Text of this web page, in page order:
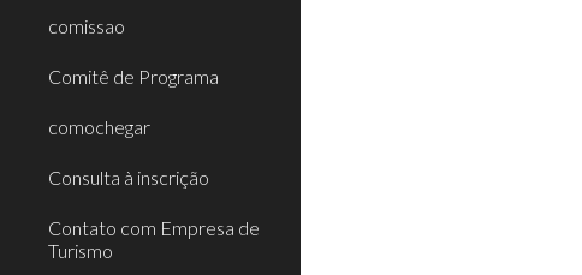
comissao
Comitê de Programa
comochegar
Consulta à inscrição
Contato com Empresa de
Turismo